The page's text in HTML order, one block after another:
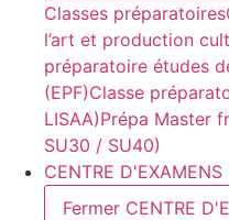
Classes préparatoires
l’art et production
préparatoire études
(EPF)Classe
LISAA)Prépa Master
SU30 / SU40)
CENTRE D'EXAMENS
Fermer CENTRE